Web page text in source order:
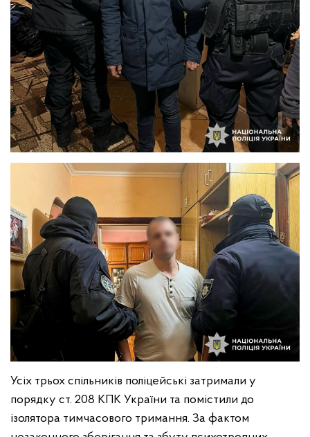
Усіх трьох спільників поліцейські затримали у
порядку ст. 208 КПК України та помістили до
ізолятора тимчасового тримання. За фактом